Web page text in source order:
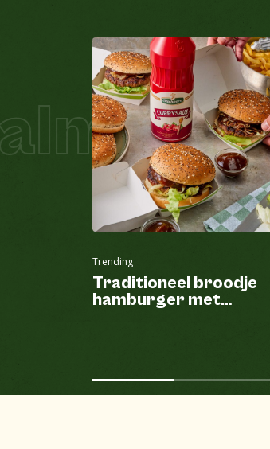
Trending
Traditioneel broodje
hamburger met